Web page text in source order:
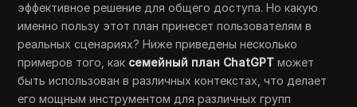
эффективное решение для общего доступа. Но какую
именно пользу этот план принесет пользователям в
реальных сценариях? Ниже приведены несколько
примеров того, как семейный план ChatGPT может
быть использован в различных контекстах, что делает
его мощным инструментом для различных групп